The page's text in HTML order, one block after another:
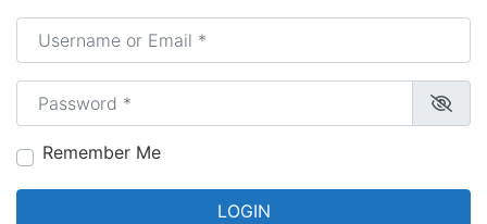
Username or Email*
Password*
Remember Me
LOGIN